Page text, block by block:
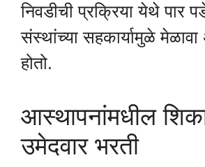
निवडीची प्रक्रिया येथे पार
संस्थांच्या सहकार्यामुळे
होतो.
आस्थापनांमधील
उमेदवार भरती